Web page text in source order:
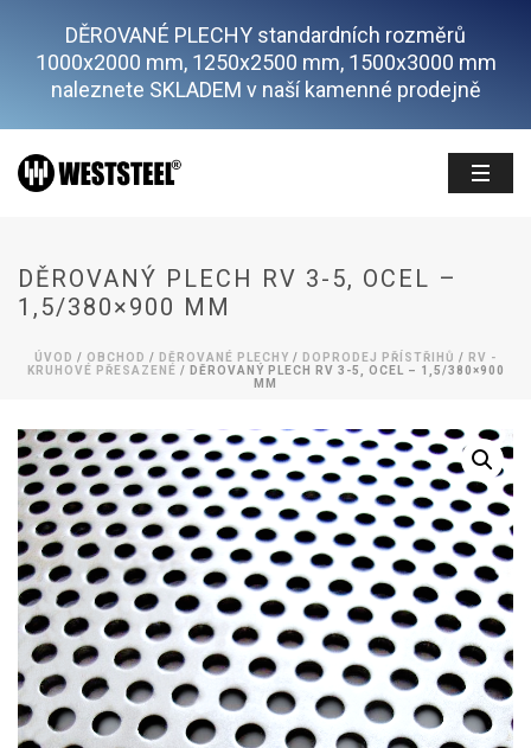
DĚROVANÉ PLECHY standardních rozměrů
1000x2000 mm, 1250x2500 mm, 1500x3000 mm
naleznete SKLADEM v naší kamenné prodejně
DĚROVANÝ PLECH RV 3-5, OCEL –
1,5/380×900 MM
ÚVOD / OBCHOD / DĚROVANÉ PLECHY / DOPRODEJ PŘÍSTŘIHŮ / RV -
KRUHOVÉ PŘESAZENÉ / DĚROVANÝ PLECH RV 3-5, OCEL – 1,5/380×900
MM